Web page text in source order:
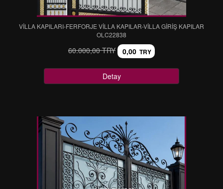
VİLLA KAPILARI-FERFORJE VİLLA KAPILAR-VİLLA GİRİŞ KAPILAR
OLC22838
60.000,00 TRY 0,00 TRY
Detay